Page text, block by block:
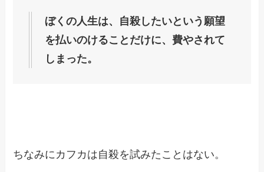
ぼくの人生は、自殺したいという願望
を払いのけることだけに、費やされて
しまった。
ちなみにカフカは自殺を試みたことはない。